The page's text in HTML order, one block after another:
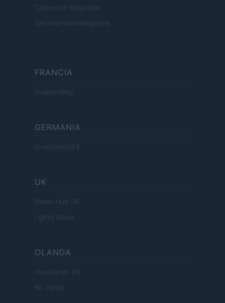
Cineverse Magazine
SecondHomeMagazine
FRANCIA
InvestirMag
GERMANIA
Investieren24
UK
News Hub UK
Lgbtq News
OLANDA
Investeren 24
NL Newz